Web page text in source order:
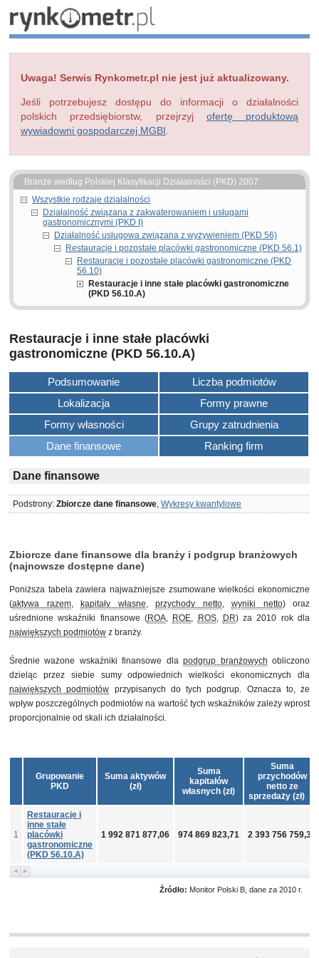
Uwaga! Serwis Rynkometr.pl nie jest już aktualizowany.
Jeśli potrzebujesz dostępu do informacji o działalności
polskich przedsiębiorstw, przejrzyj ofertę produktową
wywiadowni gospodarczej MGBI
Branże według Polskiej Klasyfikacji Działalności (PKD) 2007:
Wszystkie rodzaje działalności
Działalność związana z zakwaterowaniem i usługami
gastronomicznymi (PKD I)
Działalność usługowa związana z wyżywieniem (PKD 56)
Restauracje i pozostałe placówki gastronomiczne (PKD 56.1)
Restauracje i pozostałe placówki gastronomiczne (PKD
56.10)
Restauracje i inne stałe placówki gastronomiczne
(PKD 56.10.A)
Restauracje i inne stałe placówki
gastronomiczne (PKD 56.10.A)
Podsumowanie
Liczba podmiotów
Lokalizacja
Formy prawne
Formy własności
Grupy zatrudnienia
Dane finansowe
Ranking firm
Dane finansowe
Podstrony: Zbiorcze dane finansowe, Wykresy kwantylowe
Zbiorcze dane finansowe dla branży i podgrup branżowych
(najnowsze dostępne dane)
Poniższa tabela zawiera najważniejsze zsumowane wielkości ekonomiczne
(aktywa razem, kapitały własne, przychody netto, wyniki netto) oraz
uśrednione wskaźniki finansowe (ROA, ROE, ROS, DR) za 2010 rok dla
największych podmiotów z branży.
Średnie ważone wskaźniki finansowe dlapodgrup branżowych obliczono
dzieląc przez siebie sumy odpowiednich wielkości ekonomicznych dla
największych podmiotów przypisanych do tych podgrup. Oznacza to, że
wpływ poszczególnych podmiotów na wartość tych wskaźników zależy wprost
proporcjonalnie od skali ich działalności.
Grupowanie
PKD
Suma aktywów
(zł)
Suma
kapitałów
własnych (zł)
Suma
przychodów
netto ze
sprzedaży (zł)
1
Restauracje i
inne stałe
placówki
gastronomiczne
(PKD 56.10.A)
1 992 871 877,06 974 869 823,71 2 393 756 759,31
Źródło: Monitor Polski B, dane za 2010 r.